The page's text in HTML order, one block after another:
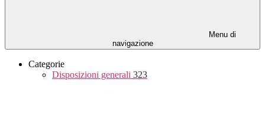
Menu di
navigazione
Categorie
Disposizioni generali 323